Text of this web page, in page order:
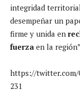
integridad
desempeñar un
firme y unida en
fuerza en la
https://twitter.com/
231